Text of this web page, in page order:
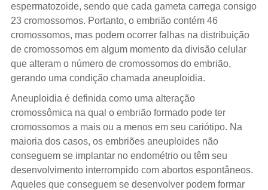
espermatozoide, sendo que cada gameta carrega consigo
23 cromossomos. Portanto, o embrião contém 46
cromossomos, mas podem ocorrer falhas na distribuição
de cromossomos em algum momento da divisão celular
que alteram o número de cromossomos do embrião,
gerando uma condição chamada aneuploidia.
Aneuploidia é definida como uma alteração
cromossômica na qual o embrião formado pode ter
cromossomos a mais ou a menos em seu cariótipo. Na
maioria dos casos, os embriões aneuploides não
conseguem se implantar no endométrio ou têm seu
desenvolvimento interrompido com abortos espontâneos.
Aqueles que conseguem se desenvolver podem formar